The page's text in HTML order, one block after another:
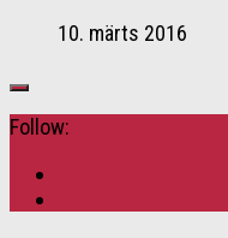
10. märts 2016
Follow: